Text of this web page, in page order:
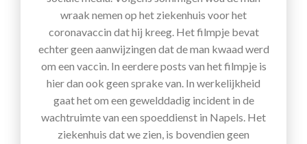
wraak nemen op het ziekenhuis voor het
coronavaccin dat hij kreeg. Het filmpje bevat
echter geen aanwijzingen dat de man kwaad werd
om een vaccin. In eerdere posts van het filmpje is
hier dan ook geen sprake van. In werkelijkheid
gaat het om een gewelddadig incident in de
wachtruimte van een spoeddienst in Napels. Het
ziekenhuis dat we zien, is bovendien geen